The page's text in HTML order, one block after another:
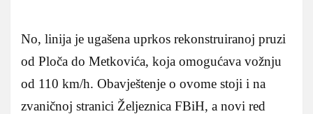
No, linija je ugašena uprkos rekonstruiranoj pruzi
od Ploča do Metkovića, koja omogućava vožnju
od 110 km/h. Obavještenje o ovome stoji i na
zvaničnoj stranici Željeznica FBiH, a novi red